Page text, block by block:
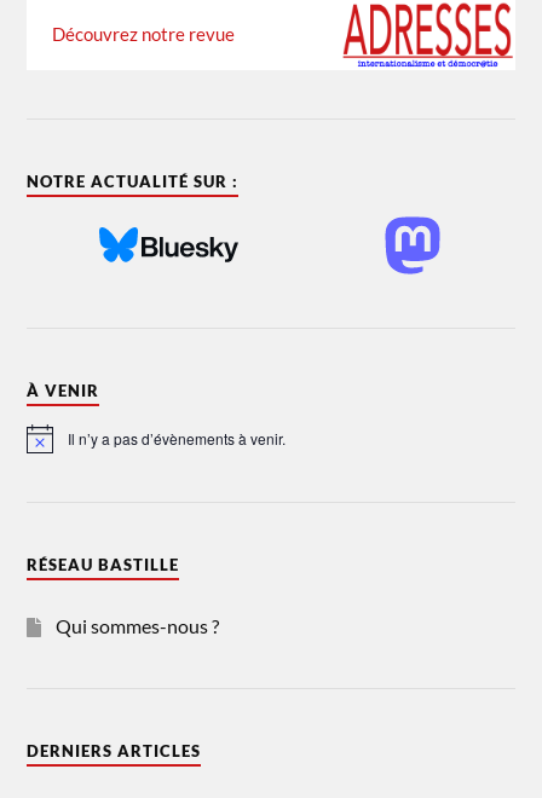
Découvrez notre revue
NOTRE ACTUALITÉ SUR :
À VENIR
Notice Il n’y a pas d’évènements à venir.
RÉSEAU BASTILLE
Qui sommes-nous ?
DERNIERS ARTICLES